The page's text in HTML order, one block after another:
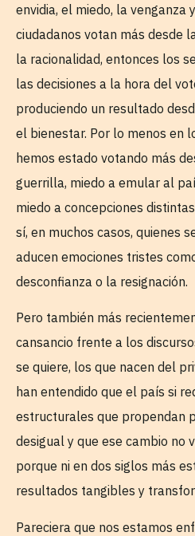
envidia, el miedo, la venganza
ciudadanos votan más desde
la racionalidad, entonces los
las decisiones a la hora del
produciendo un resultado
el bienestar. Por lo menos en
hemos estado votando más
guerrilla, miedo a emular al
miedo a concepciones
sí, en muchos casos, quienes
aducen emociones tristes
desconfianza o la resignación.
Pero también más
cansancio frente a los
se quiere, los que nacen del
han entendido que el país si
estructurales que propendan
desigual y que ese cambio no
porque ni en dos siglos más
resultados tangibles y
Pareciera que nos estamos